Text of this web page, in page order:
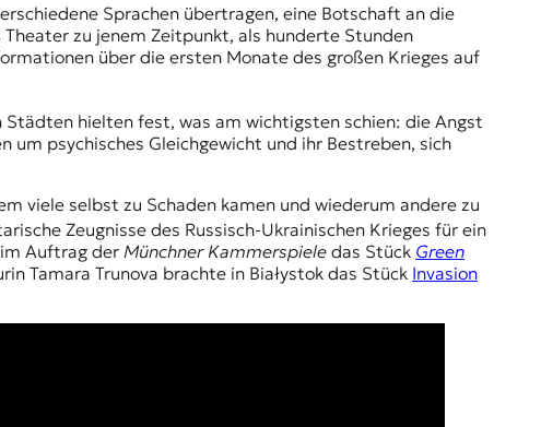
Sprachen übertragen, eine Botschaft an die
zu jenem Zeitpunkt, als hunderte Stunden
über die ersten Monate des großen Krieges auf
Städten hielten fest, was am wichtigsten schien: die Angst
psychisches Gleichgewicht und ihr Bestreben, sich
viele selbst zu Schaden kamen und wiederum andere zu
Zeugnisse des Russisch-Ukrainischen Krieges für ein
Auftrag derMünchner Kammerspiele das Stück Green
Tamara Trunova brachte in Białystok das Stück Invasion